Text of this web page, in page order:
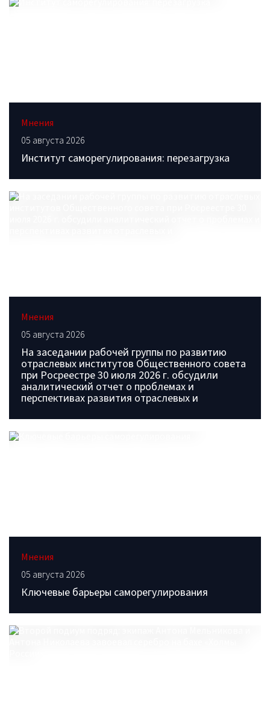
Мнения
05 августа 2026
Институт саморегулирования: перезагрузка
Мнения
05 августа 2026
На заседании рабочей группы по развитию
отраслевых институтов Общественного совета
при Росреестре 30 июля 2026 г. обсудили
аналитический отчет о проблемах и
перспективах развития отраслевых и
Мнения
05 августа 2026
Ключевые барьеры саморегулирования